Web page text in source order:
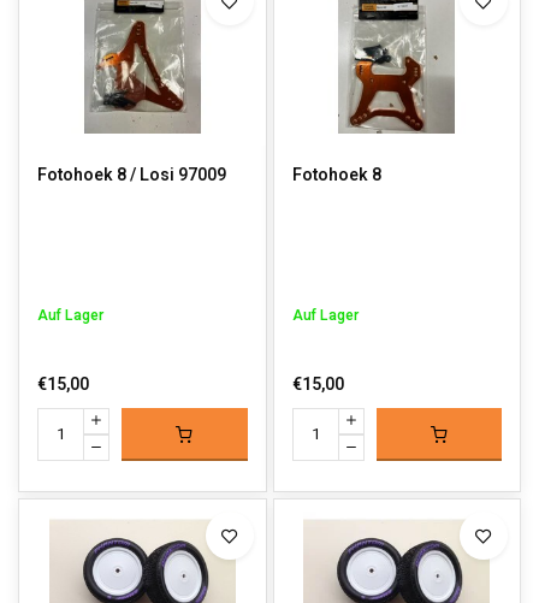
Fotohoek 8 / Losi 97009
Auf Lager
€15,00
Fotohoek 8
Auf Lager
€15,00